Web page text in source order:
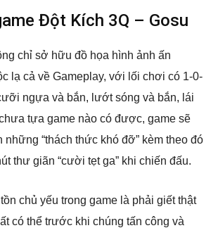
Đột Kích 3Q – Gosu
chỉ sở hữu đồ họa hình ảnh ấn
lạ cả về Gameplay, với lối chơi có 1-0-
ngựa và bắn, lướt sóng và bắn, lái
tựa game nào có được, game sẽ
những “thách thức khó đỡ” kèm theo đó
thư giãn “cười tẹt ga” khi chiến đấu.
chủ yếu trong game là phải giết thật
có thể trước khi chúng tấn công và